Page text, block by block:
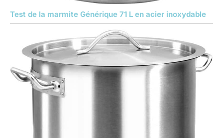
Test de la marmite Générique 71 L en acier inoxydable